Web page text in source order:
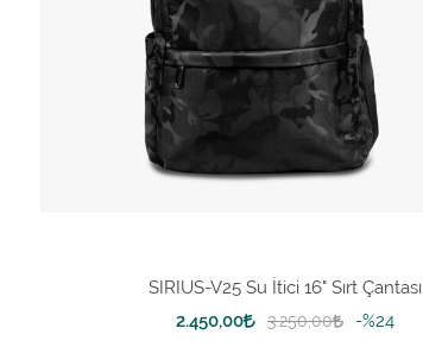
Fiyat Aralığı
SIRIUS-V25 Su İtici 16" Sırt Çantası
2.450,00
3.250,00 %24